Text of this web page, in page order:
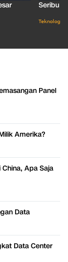
Seribu
Teknologi
Panel
Amerika?
Apa Saja
Data
Data Center